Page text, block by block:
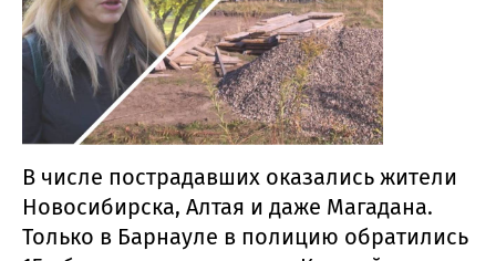
В числе пострадавших оказались жители
Новосибирска, Алтая и даже Магадана.
Только в Барнауле в полицию обратились